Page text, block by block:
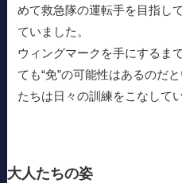
めて救急隊の運転手を目指し
ていました。
ウィングマークを手にするま
ても“免”の可能性はあるのだ
たちは日々の訓練をこなして
大人たちの姿